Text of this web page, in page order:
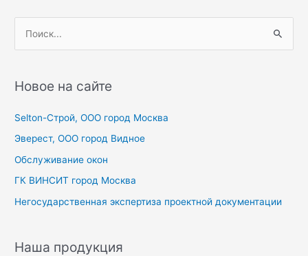
с
:
Новое на сайте
Selton-Строй, OOO город Москва
Эверест, ООО город Видное
Обслуживание окон
ГК ВИНСИТ город Москва
Негосударственная экспертиза проектной документации
Наша продукция